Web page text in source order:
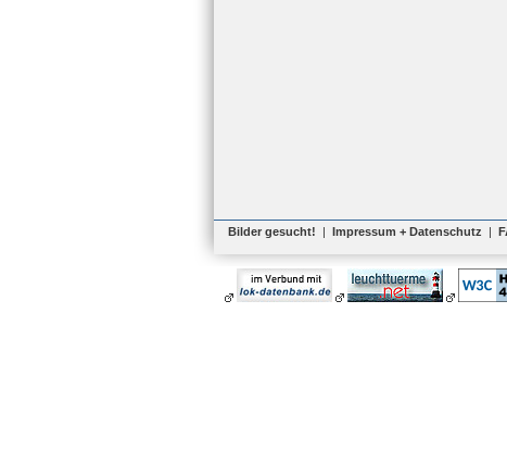
Bilder gesucht! | Impressum + Datenschutz |